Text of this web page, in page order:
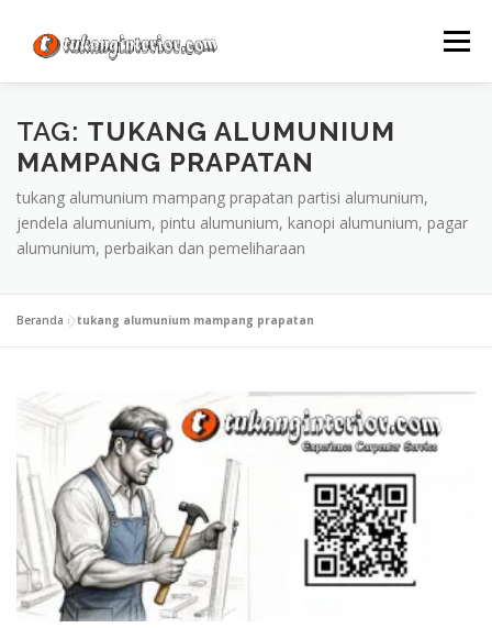
konten
Menu
TAG: TUKANG ALUMUNIUM
MAMPANG PRAPATAN
tukang alumunium mampang prapatan partisi alumunium,
jendela alumunium, pintu alumunium, kanopi alumunium, pagar
alumunium, perbaikan dan pemeliharaan
Beranda »tukang alumunium mampang prapatan